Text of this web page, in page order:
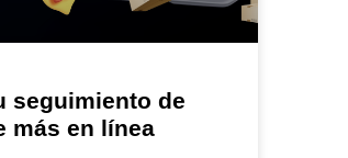
seguimiento de
más en línea